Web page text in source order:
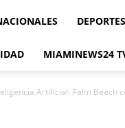
DEPORTES
MIAMINEWS24
Artificial: Palm Beach